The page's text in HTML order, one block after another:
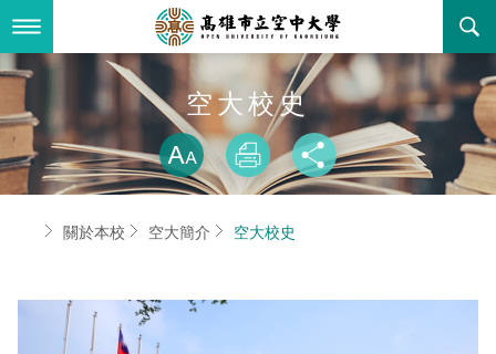
到
要
內最新消息
全部公告
教務公告
學系公告
行政公告
關於本校
空大簡介
立案證明
空大校史
本校位置
空大校刊
行政單位
行政單位簡介
我們的校長
學術單位
學術單位簡介
主題網站
空大校史
略過字型切
放大
列印 分享
首頁關於本校 空大簡介 空大校史